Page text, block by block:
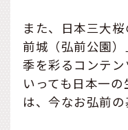
また、日本三大
前城（弘前公園
季を彩るコンテ
いっても日本一の
は、今なお弘前の